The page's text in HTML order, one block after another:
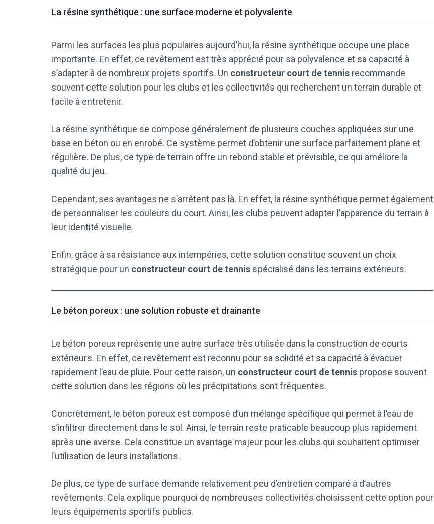
La résine synthétique : une surface moderne et polyvalente
Parmi les surfaces les plus populaires aujourd’hui, la résine synthétique occupe une place
importante. En effet, ce revêtement est très apprécié pour sa polyvalence et sa capacité à
s’adapter à de nombreux projets sportifs. Un constructeur court de tennis recommande
souvent cette solution pour les clubs et les collectivités qui recherchent un terrain durable et
facile à entretenir.
La résine synthétique se compose généralement de plusieurs couches appliquées sur une
base en béton ou en enrobé. Ce système permet d’obtenir une surface parfaitement plane et
régulière. De plus, ce type de terrain offre un rebond stable et prévisible, ce qui améliore la
qualité du jeu.
Cependant, ses avantages ne s’arrêtent pas là. En effet, la résine synthétique permet également
de personnaliser les couleurs du court. Ainsi, les clubs peuvent adapter l’apparence du terrain à
leur identité visuelle.
Enfin, grâce à sa résistance aux intempéries, cette solution constitue souvent un choix
stratégique pour un constructeur court de tennis spécialisé dans les terrains extérieurs.
Le béton poreux : une solution robuste et drainante
Le béton poreux représente une autre surface très utilisée dans la construction de courts
extérieurs. En effet, ce revêtement est reconnu pour sa solidité et sa capacité à évacuer
rapidement l’eau de pluie. Pour cette raison, un constructeur court de tennis propose souvent
cette solution dans les régions où les précipitations sont fréquentes.
Concrètement, le béton poreux est composé d’un mélange spécifique qui permet à l’eau de
s’infiltrer directement dans le sol. Ainsi, le terrain reste praticable beaucoup plus rapidement
après une averse. Cela constitue un avantage majeur pour les clubs qui souhaitent optimiser
l’utilisation de leurs installations.
De plus, ce type de surface demande relativement peu d’entretien comparé à d’autres
revêtements. Cela explique pourquoi de nombreuses collectivités choisissent cette option pour
leurs équipements sportifs publics.